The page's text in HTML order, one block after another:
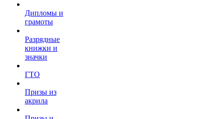
Дипломы и
грамоты
Разрядные
книжки и
значки
ГТО
Призы из
акрила